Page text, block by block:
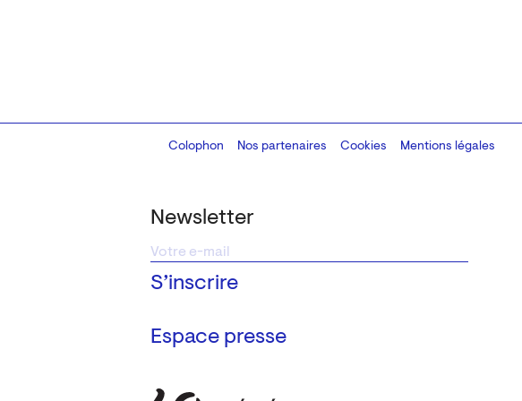
Newsletter
Espace presse
Colophon
Design:Marcel Kaczmarek, code:8080.studio
Nos partenaires Cookies Mentions légales